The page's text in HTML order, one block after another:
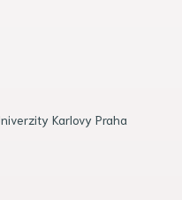
Karlovy Praha